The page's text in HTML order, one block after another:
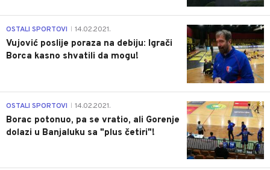
1
OSTALI SPORTOVI 14.02.2021.
Vujović poslije poraza na debiju: Igrači
Borca kasno shvatili da mogu!
3
OSTALI SPORTOVI 14.02.2021.
Borac potonuo, pa se vratio, ali Gorenje
dolazi u Banjaluku sa "plus četiri"!